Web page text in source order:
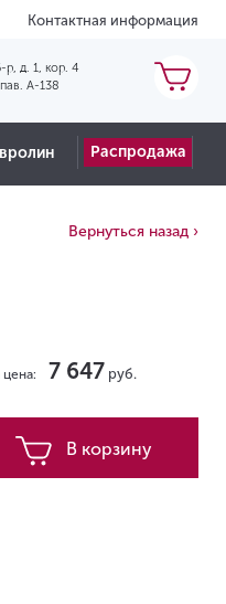
Контактная информация
р, д. 1, кор. 4
А-138
Распродажа
Вернуться назад ›
7 647 руб.
В корзину